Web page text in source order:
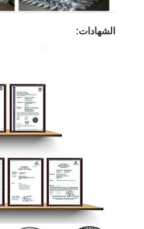
الشهادات: